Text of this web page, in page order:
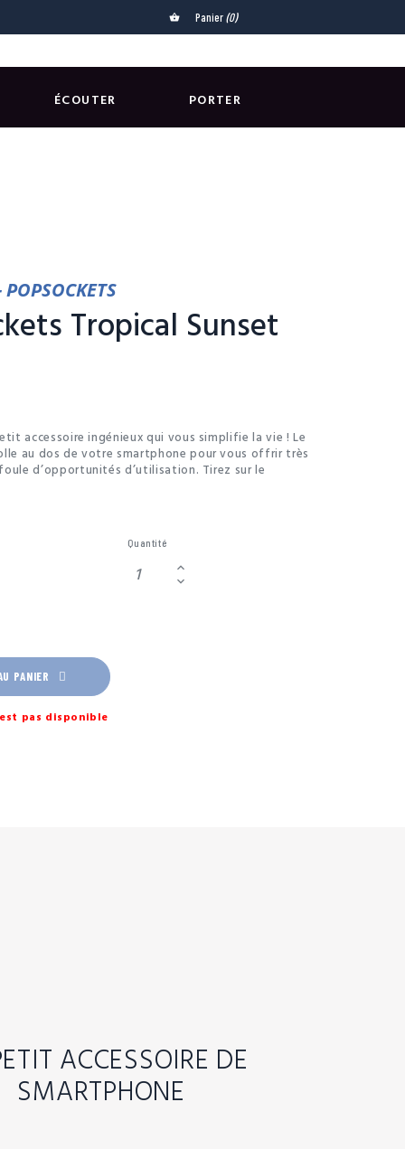
shopping_basket Panier (0)
ÉCOUTER PORTER
Tropical Sunset
accessoire ingénieux qui vous simplifie la vie ! Le
au dos de votre smartphone pour vous offrir très
d’opportunités d’utilisation. Tirez sur le
Quantité
PANIER
pas disponible
ACCESSOIRE DE
SMARTPHONE